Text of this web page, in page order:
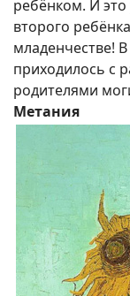
ребёнком. И
второго
младенчестве! В
приходилось с
родителями
Метания